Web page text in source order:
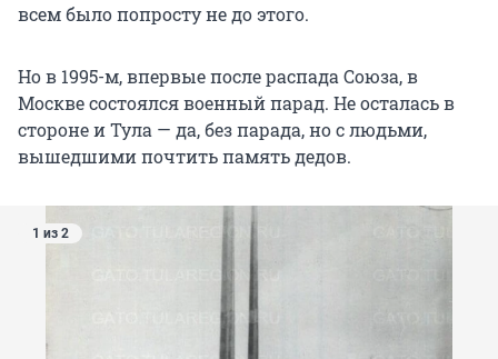
всем было попросту не до этого.
Но в 1995-м, впервые после распада Союза, в
Москве состоялся военный парад. Не осталась в
стороне и Тула — да, без парада, но с людьми,
вышедшими почтить память дедов.
1 из 2